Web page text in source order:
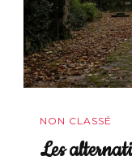
NON CLASSÉ
Les